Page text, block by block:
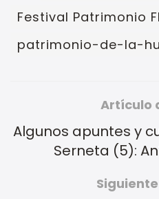
Festival Patrimonio
patrimonio-de-la-
Artículo
Algunos apuntes y
Serneta (5):